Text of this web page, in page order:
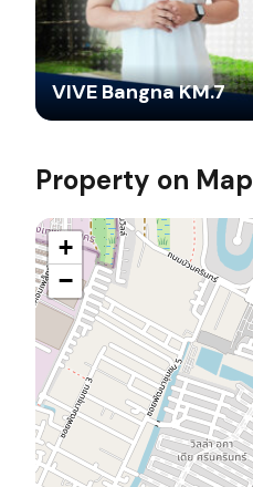
VIVE Bangna KM.7
Property on Map
+
−